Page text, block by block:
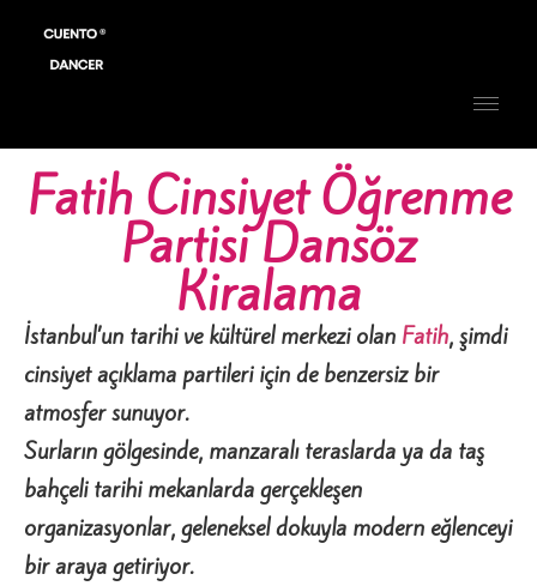
Fatih Cinsiyet Öğrenme
Partisi Dansöz
Kiralama
İstanbul’un tarihi ve kültürel merkezi olan Fatih, şimdi
cinsiyet açıklama partileri için de benzersiz bir
atmosfer sunuyor.
Surların gölgesinde, manzaralı teraslarda ya da taş
bahçeli tarihi mekanlarda gerçekleşen
organizasyonlar, geleneksel dokuyla modern eğlenceyi
bir araya getiriyor.